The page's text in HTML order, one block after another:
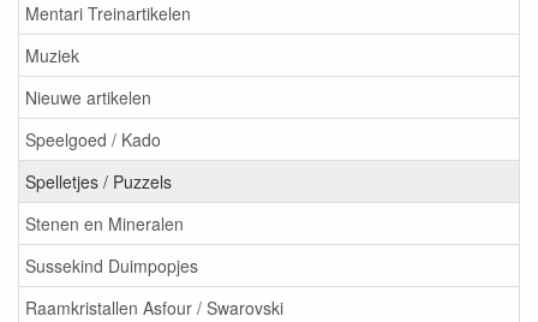
Mentari Treinartikelen
Muziek
Nieuwe artikelen
Speelgoed / Kado
Spelletjes / Puzzels
Stenen en Mineralen
Sussekind Duimpopjes
Raamkristallen Asfour / Swarovski